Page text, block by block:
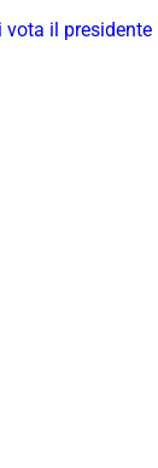
il presidente